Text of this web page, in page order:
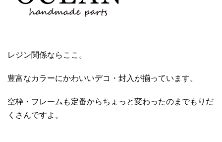
レジン関係ならここ。
豊富なカラーにかわいいデコ・封入が揃っています。
空枠・フレームも定番からちょっと変わったのまでもりだ
くさんですよ。